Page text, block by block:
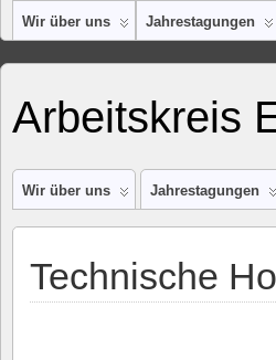
Wir über uns Jahrestagungen
Arbeitskreis
Wir über uns Jahrestagungen
Technische